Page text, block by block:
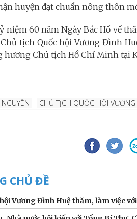
huyện đạt chuẩn nông thôn
niệm 60 năm Ngày Bác Hồ về
tịch Quốc hội Vương Đình
hương Chủ tịch Hồ Chí Minh tại
CHỦ TỊCH QUỐC HỘI
CHỦ ĐỀ
Vương Đình Huệ thăm, làm việc